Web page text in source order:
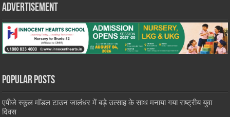
Advertisement
Popular Posts
एपीजे स्कूल मॉडल टाउन जालंधर में बड़े उत्साह के साथ मनाया गया राष्ट्रीय युवा
दिवस